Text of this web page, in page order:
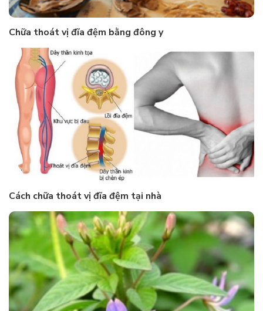
Chữa thoát vị đĩa đệm bằng đông y
Cách chữa thoát vị đĩa đệm tại nhà